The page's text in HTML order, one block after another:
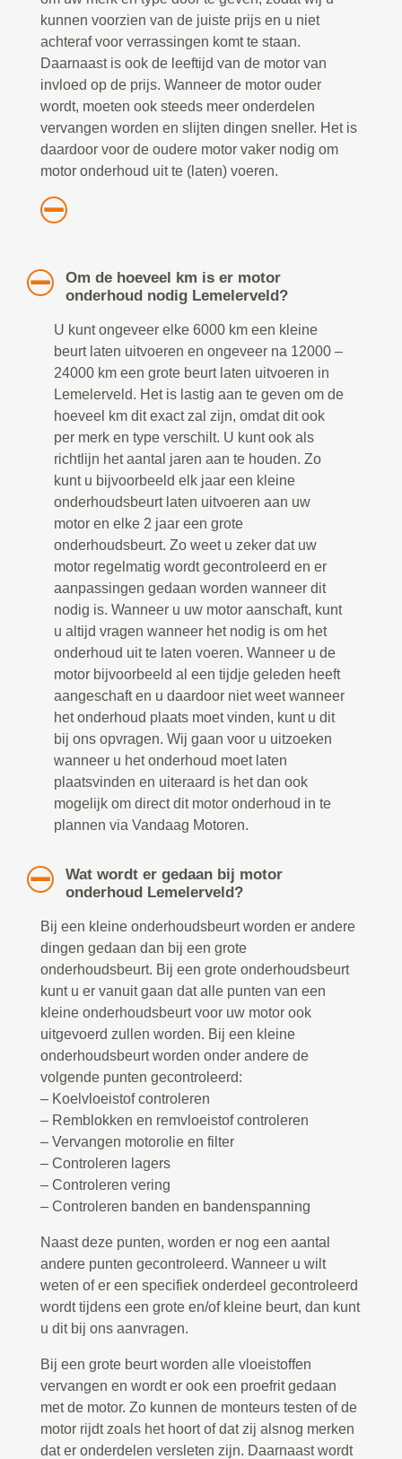
kunnen voorzien van de juiste prijs en u niet
achteraf voor verrassingen komt te staan.
Daarnaast is ook de leeftijd van de motor van
invloed op de prijs. Wanneer de motor ouder
wordt, moeten ook steeds meer onderdelen
vervangen worden en slijten dingen sneller. Het is
daardoor voor de oudere motor vaker nodig om
motor onderhoud uit te (laten) voeren.
Om de hoeveel km is er motor
onderhoud nodig Lemelerveld?
U kunt ongeveer elke 6000 km een kleine
beurt laten uitvoeren en ongeveer na 12000 –
24000 km een grote beurt laten uitvoeren in
Lemelerveld. Het is lastig aan te geven om de
hoeveel km dit exact zal zijn, omdat dit ook
per merk en type verschilt. U kunt ook als
richtlijn het aantal jaren aan te houden. Zo
kunt u bijvoorbeeld elk jaar een kleine
onderhoudsbeurt laten uitvoeren aan uw
motor en elke 2 jaar een grote
onderhoudsbeurt. Zo weet u zeker dat uw
motor regelmatig wordt gecontroleerd en er
aanpassingen gedaan worden wanneer dit
nodig is. Wanneer u uw motor aanschaft, kunt
u altijd vragen wanneer het nodig is om het
onderhoud uit te laten voeren. Wanneer u de
motor bijvoorbeeld al een tijdje geleden heeft
aangeschaft en u daardoor niet weet wanneer
het onderhoud plaats moet vinden, kunt u dit
bij ons opvragen. Wij gaan voor u uitzoeken
wanneer u het onderhoud moet laten
plaatsvinden en uiteraard is het dan ook
mogelijk om direct dit motor onderhoud in te
plannen via Vandaag Motoren.
Wat wordt er gedaan bij motor
onderhoud Lemelerveld?
Bij een kleine onderhoudsbeurt worden er andere
dingen gedaan dan bij een grote
onderhoudsbeurt. Bij een grote onderhoudsbeurt
kunt u er vanuit gaan dat alle punten van een
kleine onderhoudsbeurt voor uw motor ook
uitgevoerd zullen worden. Bij een kleine
onderhoudsbeurt worden onder andere de
volgende punten gecontroleerd:
– Koelvloeistof controleren
– Remblokken en remvloeistof controleren
– Vervangen motorolie en filter
– Controleren lagers
– Controleren vering
– Controleren banden en bandenspanning
Naast deze punten, worden er nog een aantal
andere punten gecontroleerd. Wanneer u wilt
weten of er een specifiek onderdeel gecontroleerd
wordt tijdens een grote en/of kleine beurt, dan kunt
u dit bij ons aanvragen.
Bij een grote beurt worden alle vloeistoffen
vervangen en wordt er ook een proefrit gedaan
met de motor. Zo kunnen de monteurs testen of de
motor rijdt zoals het hoort of dat zij alsnog merken
dat er onderdelen versleten zijn. Daarnaast wordt